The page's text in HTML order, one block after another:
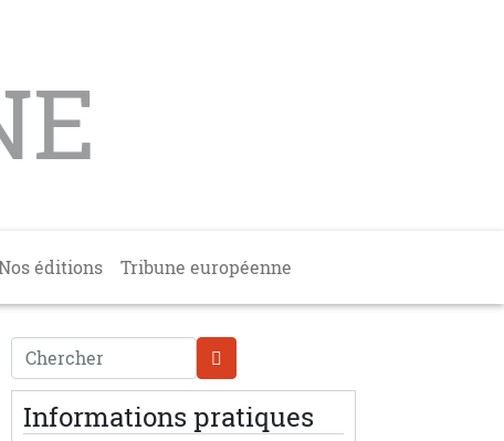
éditions Tribune européenne
Chercher
Informations pratiques